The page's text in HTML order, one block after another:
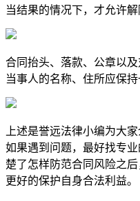
当结果的情况下，才允许解
合同抬头、落款、公章以
当事人的名称、住所应保持
上述是誉远法律小编为大
如果遇到问题，最好找专
楚了怎样防范合同风险之
更好的保护自身合法利益。